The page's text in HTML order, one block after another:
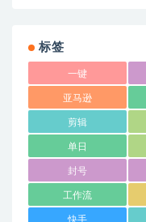
标签
一键
亚马逊
剪辑
单日
封号
工作流
快手